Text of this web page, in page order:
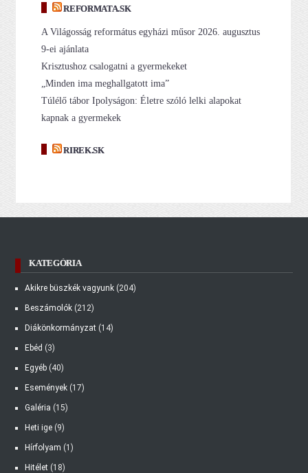
REFORMATA.SK
A Világosság református egyházi műsor 2026. augusztus
9-ei ajánlata
Krisztushoz csalogatni a gyermekeket
„Minden ima meghallgatott ima”
Túlélő tábor Ipolyságon: Életre szóló lelki alapokat
kapnak a gyermekek
RIREK.SK
KATEGÓRIA
Akikre büszkék vagyunk (204)
Beszámolók (212)
Diákönkormányzat (14)
Ebéd (3)
Egyéb (40)
Események (17)
Galéria (15)
Heti ige (9)
Hírfolyam (1)
Hitélet (18)